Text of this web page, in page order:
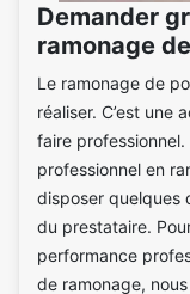
Demander
ramonage
Le ramonage de
réaliser. C’est une
faire professionnel.
professionnel en
disposer quelques
du prestataire.
performance
de ramonage,